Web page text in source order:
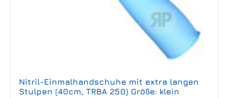
Nitril-Einmalhandschuhe mit extra langen
Stulpen (40cm, TRBA 250) Größe: klein